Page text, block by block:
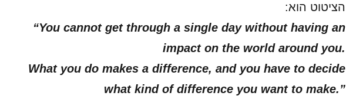
הציטוט הוא:
“You cannot get through a single day without having an
impact on the world around you.
What you do makes a difference, and you have to decide
what kind of difference you want to make.”